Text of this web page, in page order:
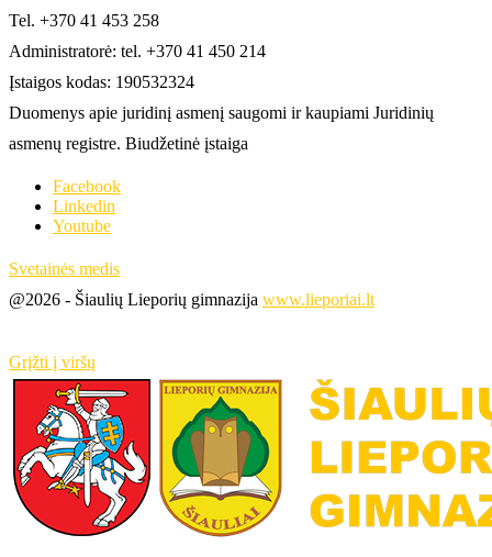
Tel. +370 41 453 258
Administratorė: tel. +370 41 450 214
Įstaigos kodas: 190532324
Duomenys apie juridinį asmenį saugomi ir kaupiami Juridinių
asmenų registre. Biudžetinė įstaiga
Facebook
Linkedin
Youtube
Svetainės medis
@2026 - Šiaulių Lieporių gimnazija www.lieporiai.lt
Grįžti į viršų